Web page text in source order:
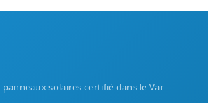
solaires certifié dans le Var